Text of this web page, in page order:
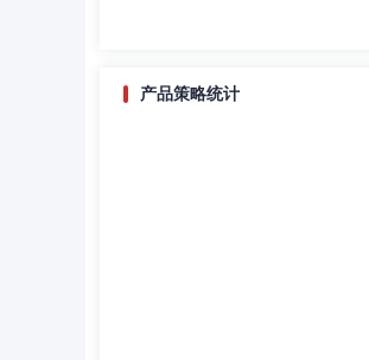
产品策略统计